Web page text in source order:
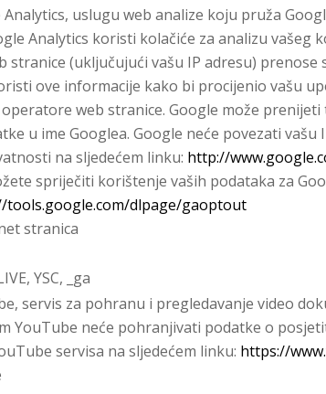
uslugu web analize koju pruža
Analytics koristi kolačiće za analizu
stranice (uključujući vašu IP adresu)
ove informacije kako bi procijenio vašu
web stranice. Google može
u ime Googlea. Google neće povezati
na sljedećem linku: http://
spriječiti korištenje vaših podataka za
tools.google.com/dlpage/gaoptout
stranica
YSC, _ga
servis za pohranu i pregledavanje video
YouTube neće pohranjivati podatke o
servisa na sljedećem linku: https://